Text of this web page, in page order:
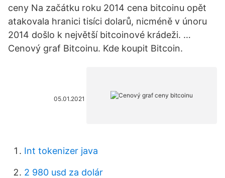
ceny Na začátku roku 2014 cena bitcoinu opět
atakovala hranici tisíci dolarů, nicméně v únoru
2014 došlo k největší bitcoinové krádeži. …
Cenový graf Bitcoinu. Kde koupit Bitcoin.
05.01.2021
Int tokenizer java
2 980 usd za dolár